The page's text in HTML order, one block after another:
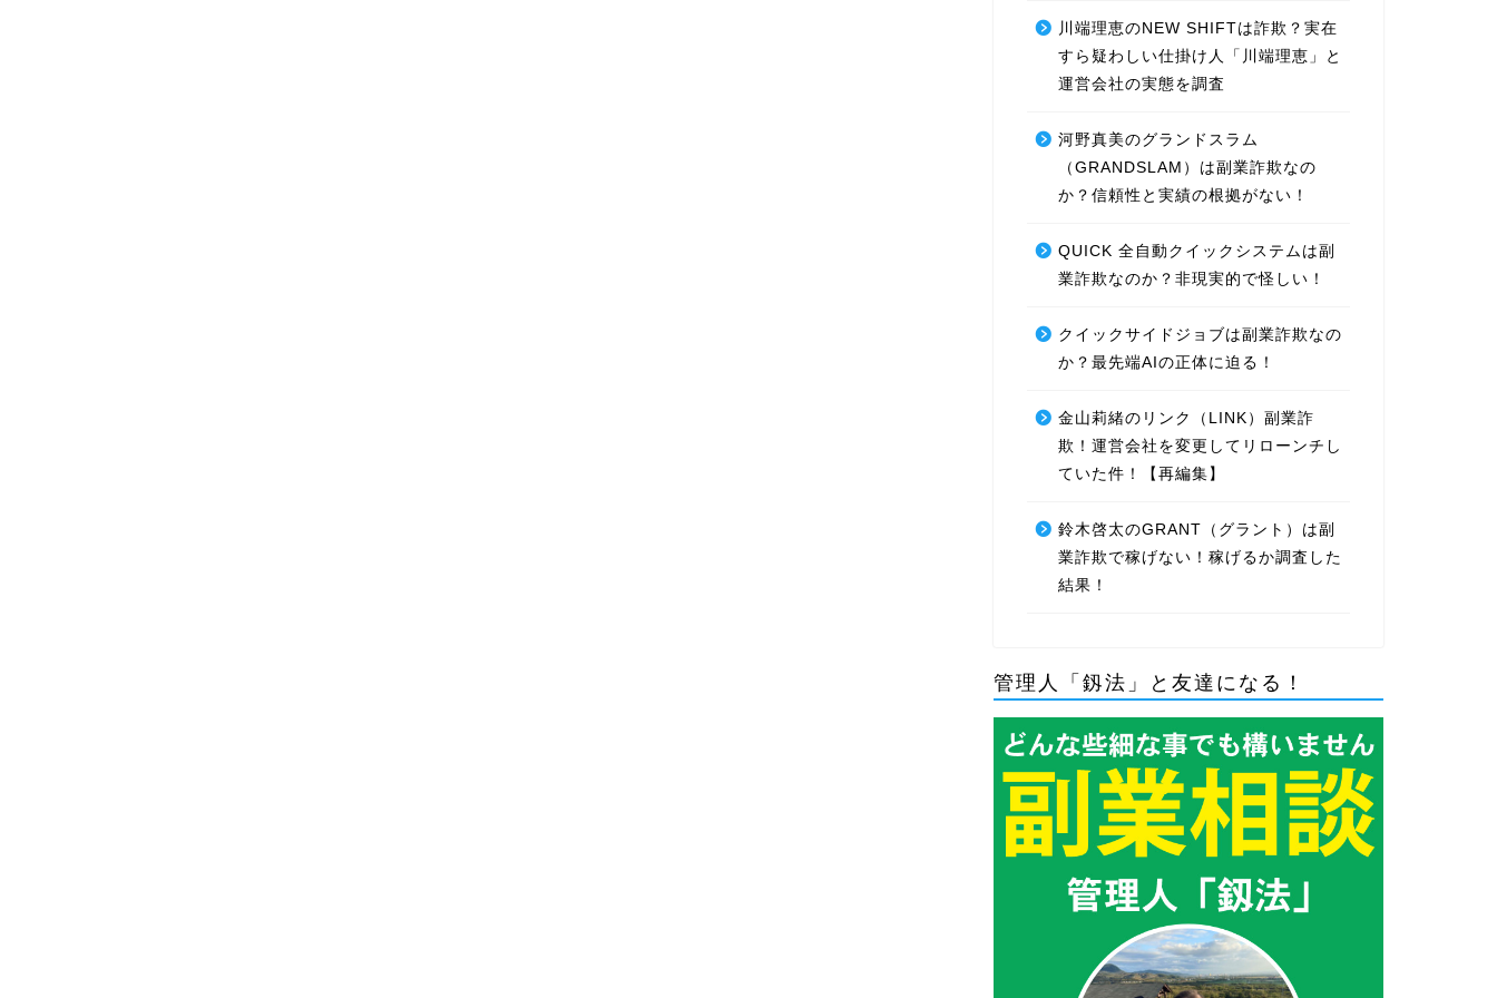
川端理恵のNEW SHIFTは詐欺？実在
すら疑わしい仕掛け人「川端理恵」と
運営会社の実態を調査
河野真美のグランドスラム
（GRANDSLAM）は副業詐欺なの
か？信頼性と実績の根拠がない！
QUICK 全自動クイックシステムは副
業詐欺なのか？非現実的で怪しい！
クイックサイドジョブは副業詐欺なの
か？最先端AIの正体に迫る！
金山莉緒のリンク（LINK）副業詐
欺！運営会社を変更してリローンチし
ていた件！【再編集】
鈴木啓太のGRANT（グラント）は副
業詐欺で稼げない！稼げるか調査した
結果！
管理人「釼法」と友達になる！